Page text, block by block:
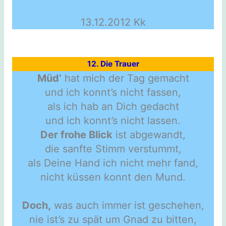
13.12.2012 Kk
12. Die Trauer
Müd‘ hat mich der Tag gemacht
und ich konnt’s nicht fassen,
als ich hab an Dich gedacht
und ich konnt’s nicht lassen.
Der frohe Blick ist abgewandt,
die sanfte Stimm verstummt,
als Deine Hand ich nicht mehr fand,
nicht küssen konnt den Mund.
Doch, was auch immer ist geschehen,
nie ist’s zu spät um Gnad zu bitten,